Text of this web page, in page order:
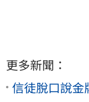
更多新聞：
信徒脫口說